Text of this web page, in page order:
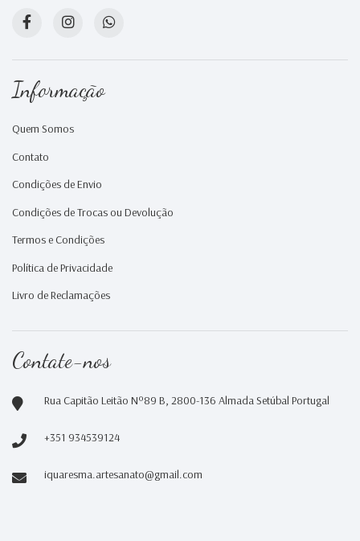
Informação
Quem Somos
Contato
Condições de Envio
Condições de Trocas ou Devolução
Termos e Condições
Política de Privacidade
Livro de Reclamações
Contate-nos
Rua Capitão Leitão Nº89 B, 2800-136 Almada Setúbal Portugal
+351 934539124
iquaresma.artesanato@gmail.com